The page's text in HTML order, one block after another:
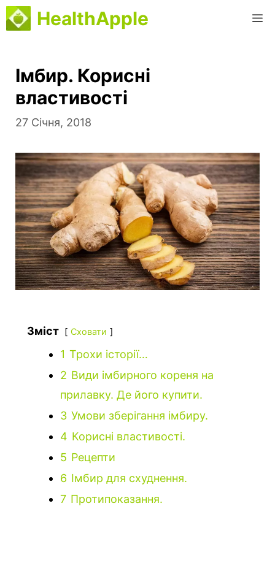
Перейти
до
HealthApple
Імбир. Корисні
властивості
27 Січня, 2018
Зміст Сховати
1 Трохи історії…
2 Види імбирного кореня на
прилавку. Де його купити.
3 Умови зберігання імбиру.
4 Корисні властивості.
5 Рецепти
6 Імбир для схуднення.
7 Протипоказання.